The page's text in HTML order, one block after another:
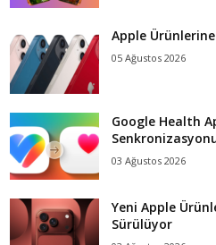
Apple
05 Ağustos 2026
Google Health
03 Ağustos 2026
Yeni Apple
Sürülüyor